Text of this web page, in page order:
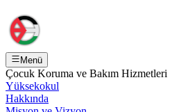
Menü
Çocuk Koruma ve Bakım Hizmetleri
Yüksekokul
Hakkında